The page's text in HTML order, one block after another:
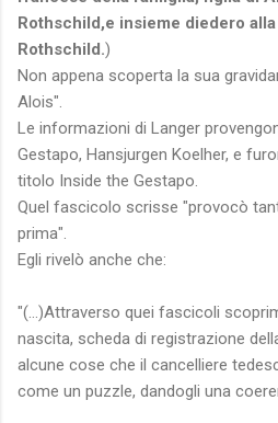
Rothschild,e insieme diedero
Rothschild.)
Non appena scoperta la sua
Alois".
Le informazioni di Langer
Gestapo, Hansjurgen Koelher, e
titolo Inside the Gestapo.
Quel fascicolo scrisse "provocò
prima".
Egli rivelò anche che:
"(...)Attraverso quei fascicoli
nascita, scheda di registrazione
alcune cose che il cancelliere
come un puzzle, dandogli una